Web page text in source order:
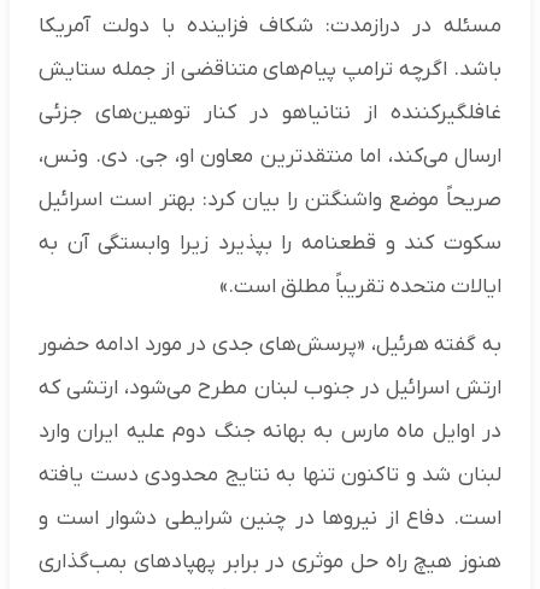
مسئله در درازمدت: شکاف فزاینده با دولت آمریکا
باشد. اگرچه ترامپ پیام‌های متناقضی از جمله ستایش
غافلگیرکننده از نتانیاهو در کنار توهین‌های جزئی
ارسال می‌کند، اما منتقدترین معاون او، جی. دی. ونس،
صریحاً موضع واشنگتن را بیان کرد: بهتر است اسرائیل
سکوت کند و قطعنامه را بپذیرد زیرا وابستگی آن به
ایالات متحده تقریباً مطلق است.»
به گفته هرئیل، «پرسش‌های جدی در مورد ادامه حضور
ارتش اسرائیل در جنوب لبنان مطرح می‌شود، ارتشی که
در اوایل ماه مارس به بهانه جنگ دوم علیه ایران وارد
لبنان شد و تاکنون تنها به نتایج محدودی دست یافته
است. دفاع از نیروها در چنین شرایطی دشوار است و
هنوز هیچ راه حل موثری در برابر پهپادهای بمب‌گذاری